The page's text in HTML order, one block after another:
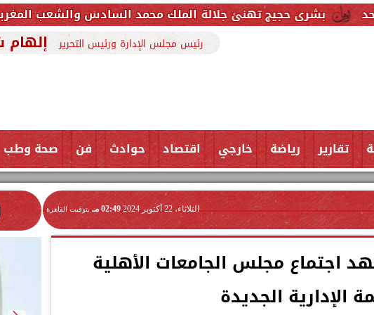
تهنئ جلالة الملك محمد السادس والشعب المغربي بمناسبة عيد
رئيس مجلس الإدارة ورئيس التحرير
تقارير رياضة خارجي اقتصاد حوادث فن صحة وطب
الثلاثاء، 22 أكتوبر 2024 02:49 مـ بتوقيت القاهرة
اجتماع مجلس الجامعات الأهلية
الإدارية الجديدة